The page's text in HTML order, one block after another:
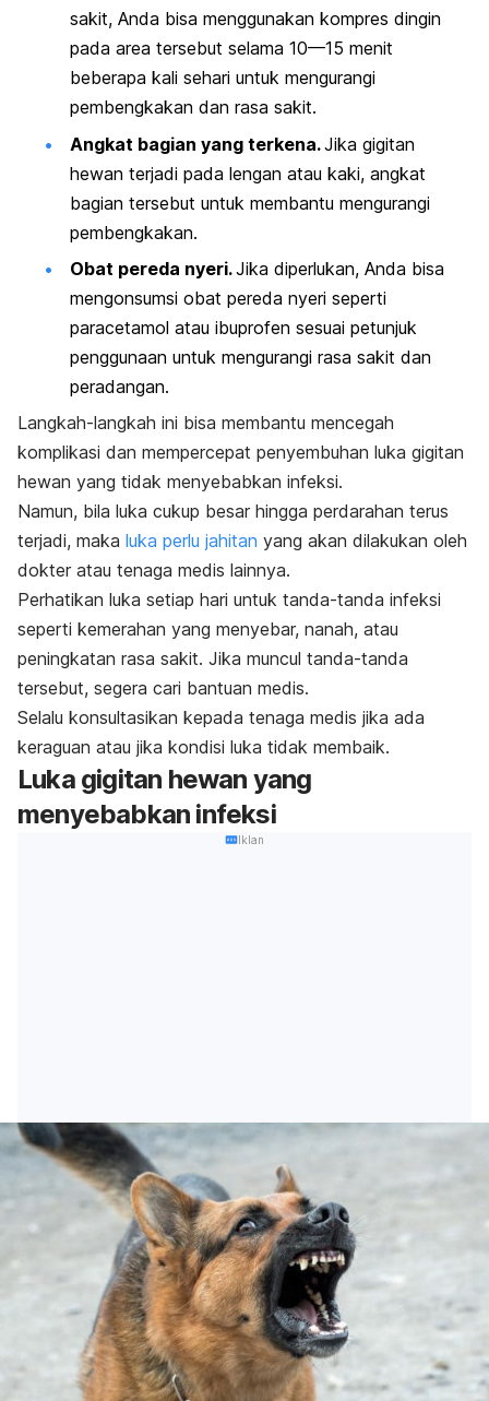
sakit, Anda bisa menggunakan kompres dingin
pada area tersebut selama 10—15 menit
beberapa kali sehari untuk mengurangi
pembengkakan dan rasa sakit.
Angkat bagian yang terkena.Jika gigitan
hewan terjadi pada lengan atau kaki, angkat
bagian tersebut untuk membantu mengurangi
pembengkakan.
Obat pereda nyeri.Jika diperlukan, Anda bisa
mengonsumsi obat pereda nyeri seperti
paracetamol atau ibuprofen sesuai petunjuk
penggunaan untuk mengurangi rasa sakit dan
peradangan.
Langkah-langkah ini bisa membantu mencegah
komplikasi dan mempercepat penyembuhan luka gigitan
hewan yang tidak menyebabkan infeksi.
Namun, bila luka cukup besar hingga perdarahan terus
terjadi, maka luka perlu jahitan yang akan dilakukan oleh
dokter atau tenaga medis lainnya.
Perhatikan luka setiap hari untuk tanda-tanda infeksi
seperti kemerahan yang menyebar, nanah, atau
peningkatan rasa sakit. Jika muncul tanda-tanda
tersebut, segera cari bantuan medis.
Selalu konsultasikan kepada tenaga medis jika ada
keraguan atau jika kondisi luka tidak membaik.
Luka gigitan hewan yang
menyebabkan infeksi
Iklan